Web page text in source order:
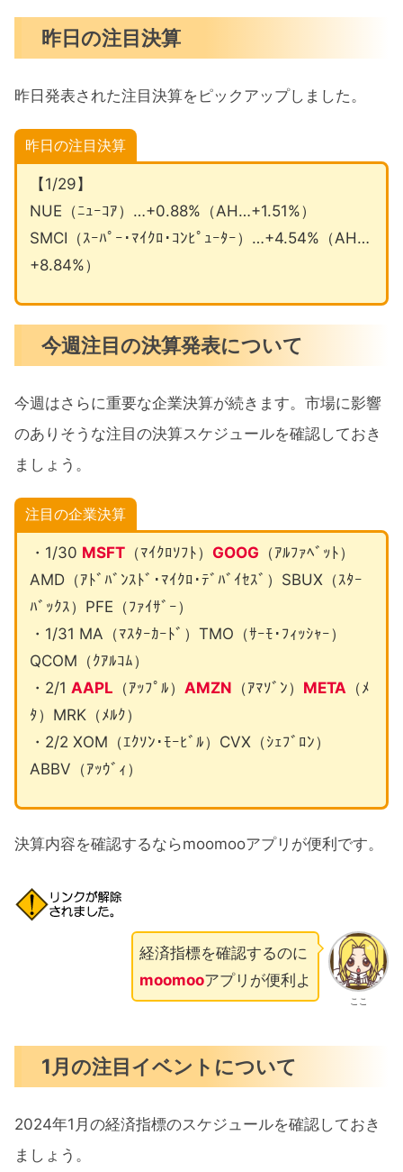
昨日の注目決算
昨日発表された注目決算をピックアップしました。
昨日の注目決算
【1/29】
NUE（ﾆｭｰｺｱ）…+0.88%（AH…+1.51%）
SMCI（ｽｰﾊﾟｰ･ﾏｲｸﾛ･ｺﾝﾋﾟｭｰﾀｰ）…+4.54%（AH…
+8.84%）
今週注目の決算発表について
今週はさらに重要な企業決算が続きます。市場に影響
のありそうな注目の決算スケジュールを確認しておき
ましょう。
注目の企業決算
・1/30 MSFT（ﾏｲｸﾛｿﾌﾄ） GOOG （ｱﾙﾌｧﾍﾞｯﾄ）
AMD（ｱﾄﾞﾊﾞﾝｽﾄﾞ･ﾏｲｸﾛ･ﾃﾞﾊﾞｲｾｽﾞ）SBUX（ｽﾀｰ
ﾊﾞｯｸｽ）PFE（ﾌｧｲｻﾞｰ）
・1/31 MA（ﾏｽﾀｰｶｰﾄﾞ）TMO（ｻｰﾓ･ﾌｨｯｼｬｰ）
QCOM（ｸｱﾙｺﾑ）
・2/1 AAPL （ｱｯﾌﾟﾙ） AMZN （ｱﾏｿﾞﾝ） META（ﾒ
ﾀ）MRK（ﾒﾙｸ）
・2/2 XOM（ｴｸｿﾝ･ﾓｰﾋﾞﾙ）CVX（ｼｪﾌﾞﾛﾝ）
ABBV（ｱｯｳﾞｨ）
決算内容を確認するならmoomooアプリが便利です。
ここ
経済指標を確認するのに
moomooアプリが便利よ
1月の注目イベントについて
2024年1月の経済指標のスケジュールを確認しておき
ましょう。